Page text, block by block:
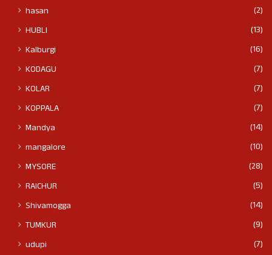
hasan
(2)
HUBLI
(13)
Kalburgi
(16)
KODAGU
(7)
KOLAR
(7)
KOPPALA
(7)
Mandya
(14)
mangalore
(10)
MYSORE
(28)
RAICHUR
(5)
Shivamogga
(14)
TUMKUR
(9)
udupi
(7)